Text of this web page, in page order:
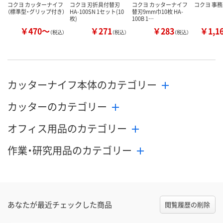
コクヨ カッターナイフ
（標準型・グリップ付き）
￥470～（税込）
コクヨ 刃折具付替刃
HA-100SN 1セット(10
枚)
￥271（税込）
コクヨ カッターナイフ
替刃9mm巾10枚 HA-
100B 1…
￥283（税込）
コクヨ 事
￥
カッターナイフ本体のカテゴリー
カッターのカテゴリー
オフィス用品のカテゴリー
作業・研究用品のカテゴリー
あなたが最近チェックした商品 閲覧履歴の削除